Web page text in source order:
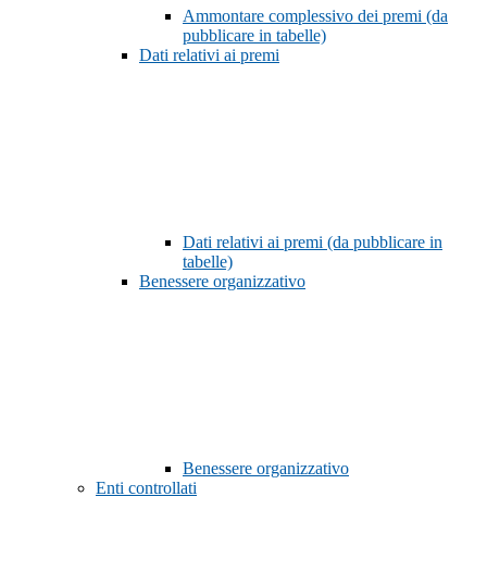
Ammontare complessivo dei premi (da
pubblicare in tabelle)
Dati relativi ai premi
Dati relativi ai premi (da pubblicare in
tabelle)
Benessere organizzativo
Benessere organizzativo
Enti controllati